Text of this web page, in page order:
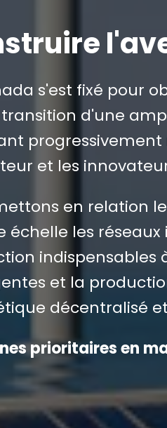
s'est fixé pour
d'une
progressivement
et les
en relation
échelle les
indispensables
et la
décentralisé
prioritaires en